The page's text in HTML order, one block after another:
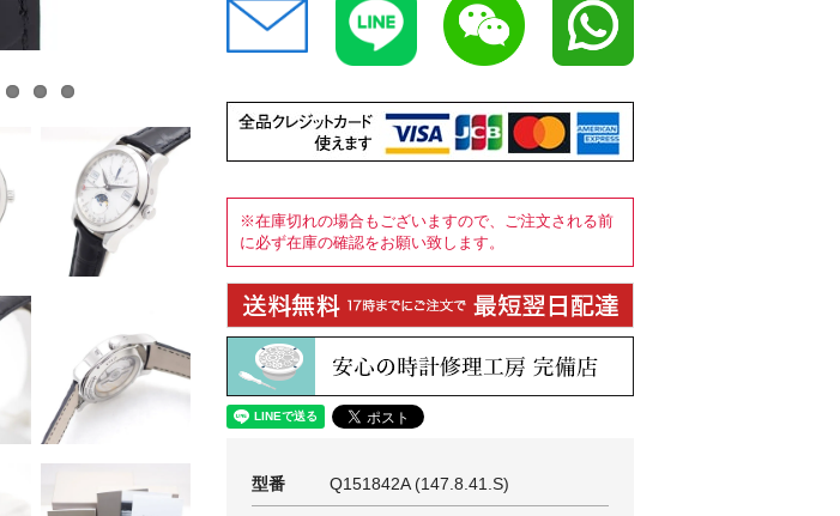
※在庫切れの場合もございますので、ご注文される前
に必ず在庫の確認をお願い致します。
型番 Q151842A (147.8.41.S)